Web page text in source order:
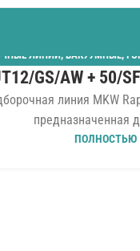
ЛИНИИ,ВАКУУМНЫЕ,
GS/AW + 50/
линия MKW
предназначенная
ПОЛНОСТЬЮ